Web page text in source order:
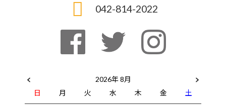
042-814-2022
2026年 8月
日
月 火 水 木 金
土